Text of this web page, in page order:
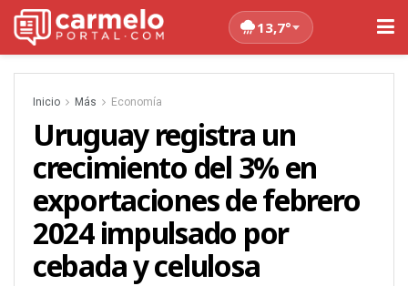
13,7°
Inicio Más Economía
Uruguay registra un
crecimiento del 3% en
exportaciones de febrero
2024 impulsado por
cebada y celulosa